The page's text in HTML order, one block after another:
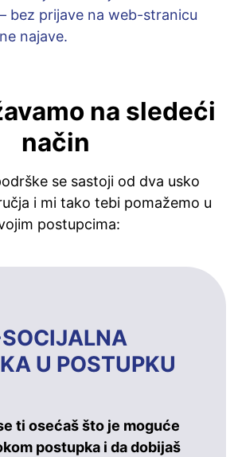
bez prijave na web-stranicu
najave.
na sledeći
način
se sastoji od dva usko
i mi tako tebi pomažemo u
postupcima:
U POSTUPKU
ti osećaš što je moguće
postupka i da dobijaš